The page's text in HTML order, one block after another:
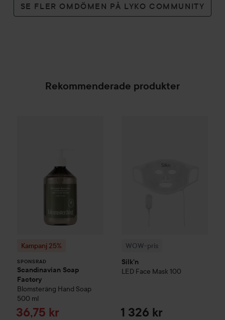
SE FLER OMDÖMEN PÅ LYKO COMMUNITY
Rekommenderade produkter
Kampanj 25%
SPONSRAD
Scandinavian Soap
Factory
Blomsteräng Hand Soap
500 ml
Reapris
36,75 kr
WOW-pris
Silk'n
LED Face Mask 100
1 326 kr